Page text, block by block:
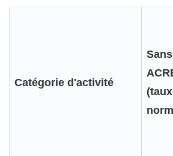
Catégorie d'activité
Sans
(taux